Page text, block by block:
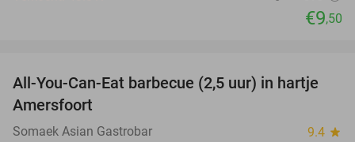
€9,50
25%
All-You-Can-Eat barbecue (2,5 uur) in hartje
Amersfoort
Somaek Asian Gastrobar 9.4 star